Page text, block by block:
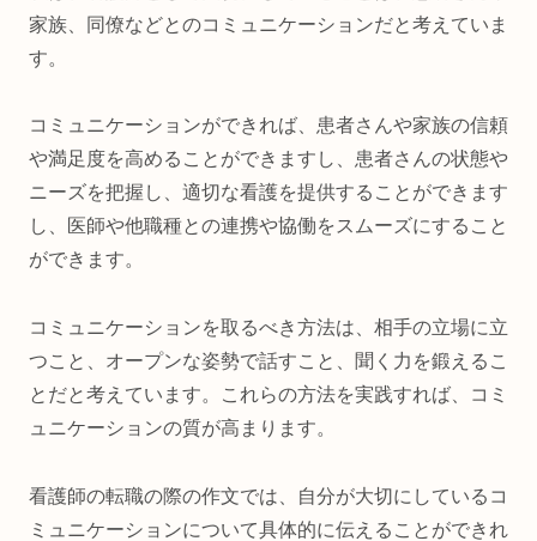
家族、同僚などとのコミュニケーションだと考えていま
す。
コミュニケーションができれば、患者さんや家族の信頼
や満足度を高めることができますし、患者さんの状態や
ニーズを把握し、適切な看護を提供することができます
し、医師や他職種との連携や協働をスムーズにすること
ができます。
コミュニケーションを取るべき方法は、相手の立場に立
つこと、オープンな姿勢で話すこと、聞く力を鍛えるこ
とだと考えています。これらの方法を実践すれば、コミ
ュニケーションの質が高まります。
看護師の転職の際の作文では、自分が大切にしているコ
ミュニケーションについて具体的に伝えることができれ